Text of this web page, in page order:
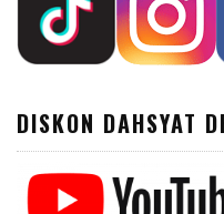
DISKON DAHSYAT